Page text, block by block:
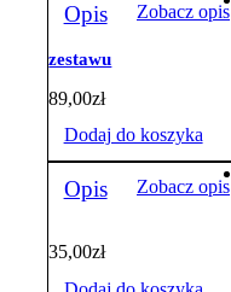
Opis Zobacz opis
zestawu
89,00zł
Dodaj do koszyka
Opis Zobacz opis
35,00zł